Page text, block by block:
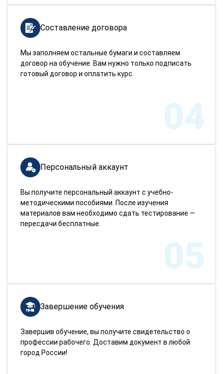
Составление договора
Мы заполняем остальные бумаги и составляем
договор на обучение. Вам нужно только подписать
готовый договор и оплатить курс.
04
Персональный аккаунт
Вы получите персональный аккаунт с учебно-
методическими пособиями. После изучения
материалов вам необходимо сдать тестирование —
пересдачи бесплатные.
05
Завершение обучения
Завершив обучение, вы получите свидетельство о
профессии рабочего. Доставим документ в любой
город России!